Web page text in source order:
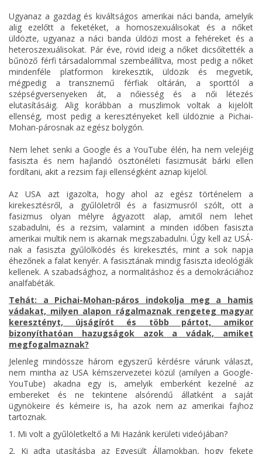
Ugyanaz a gazdag és kiváltságos amerikai náci banda, amelyik
alig ezelőtt a feketéket, a homoszexuálisokat és a nőket
üldözte, ugyanaz a náci banda üldözi most a fehéreket és a
heteroszexuálisokat. Pár éve, rövid ideig a nőket dicsőítették a
bűnöző férfi társadalommal szembeállítva, most pedig a nőket
mindenféle platformon kirekesztik, üldözik és megvetik,
mégpedig a transznemű férfiak oltárán, a sporttól a
szépségversenyeken át, a nőiesség és a női létezés
elutasításáig. Alig korábban a muszlimok voltak a kijelölt
ellenség, most pedig a keresztényeket kell üldöznie a Pichai-
Mohan-párosnak az egész bolygón.
Nem lehet senki a Google és a YouTube élén, ha nem velejéig
fasiszta és nem hajlandó ösztönéleti fasizmusát bárki ellen
fordítani, akit a rezsim faji ellenségként aznap kijelöl.
Az USA azt igazolta, hogy ahol az egész történelem a
kirekesztésről, a gyűlöletről és a fasizmusról szólt, ott a
fasizmus olyan mélyre ágyazott alap, amitől nem lehet
szabadulni, és a rezsim, valamint a minden időben fasiszta
amerikai multik nem is akarnak megszabadulni. Úgy kell az USÁ-
nak a fasiszta gyűlölködés és kirekesztés, mint a sok napja
éhezőnek a falat kenyér. A fasisztának mindig fasiszta ideológiák
kellenek. A szabadsághoz, a normalitáshoz és a demokráciához
analfabéták.
Tehát: a Pichai-Mohan-páros indokolja meg a hamis
vádakat, milyen alapon rágalmaznak rengeteg magyar
keresztényt, újságírót és több pártot, amikor
bizonyíthatóan hazugságok azok a vádak, amiket
megfogalmaznak?
Jelenleg mindössze három egyszerű kérdésre várunk választ,
nem mintha az USA kémszervezetei közül (amilyen a Google-
YouTube) akadna egy is, amelyik emberként kezelné az
embereket és ne tekintene alsórendű állatként a saját
ügynökeire és kémeire is, ha azok nem az amerikai fajhoz
tartoznak.
1. Mi volt a gyűlöletkeltő a Mi Hazánk kerületi videójában?
2. Ki adta utasításba az Egyesült Államokban, hogy fekete